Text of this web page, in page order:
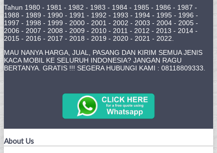
Tahun 1980 - 1981 - 1982 - 1983 - 1984 - 1985 - 1986 - 1987 -
1988 - 1989 - 1990 - 1991 - 1992 - 1993 - 1994 - 1995 - 1996 -
1997 - 1998 - 1999 - 2000 - 2001 - 2002 - 2003 - 2004 - 2005 -
2006 - 2007 - 2008 - 2009 - 2010 - 2011 - 2012 - 2013 - 2014 -
2015 - 2016 - 2017 - 2018 - 2019 - 2020 - 2021 - 2022.
MAU NANYA HARGA, JUAL, PASANG DAN KIRIM SEMUA JENIS
KACA MOBIL KE SELURUH INDONESIA? JANGAN RAGU
BERTANYA. GRATIS !!! SEGERA HUBUNGI KAMI : 08118809333.
About Us